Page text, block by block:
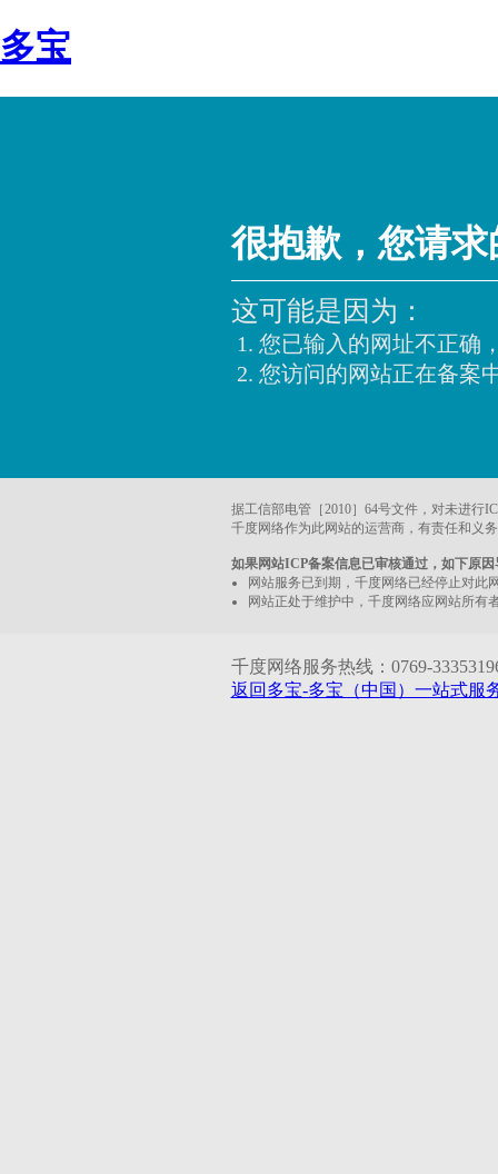
多宝
很抱歉，您请
这可能是因为：
您已输入的网址不正确
您访问的网站正在备案
据工信部电管［2010］64号文件，对未进行
千度网络作为此网站的运营商，有责任和义
如果网站ICP备案信息已审核通过，如下原
网站服务已到期，千度网络已经停止对此
网站正处于维护中，千度网络应网站所有
千度网络服务热线：0769-
返回多宝-多宝（中国）一站式服